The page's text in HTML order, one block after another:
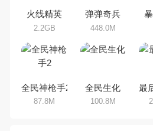
集，
火线精英
2.2GB
弹弹奇兵
448.0M
全民神枪手2
87.8M
全民生化
100.8M
最